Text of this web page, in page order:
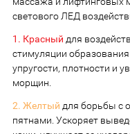
светового ЛЕД
1. Красный для
стимуляции
упругости, плотности и
морщин.
2. Желтый для борьбы с
пятнами. Ускоряет